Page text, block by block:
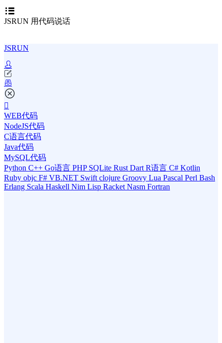
JSRUN 用代码说话
JSRUN
WEB代码
NodeJS代码
C语言代码
Java代码
MySQL代码
Python C++ Go语言 PHP SQLite Rust Dart R语言 C# Kotlin
Ruby objc F# VB.NET Swift clojure Groovy Lua Pascal Perl Bash
Erlang Scala Haskell Nim Lisp Racket Nasm Fortran